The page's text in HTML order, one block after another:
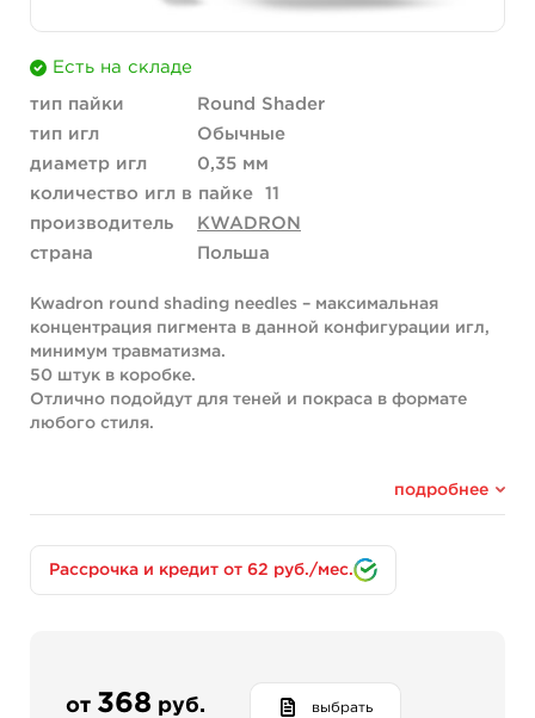
Есть на складе
тип пайки
Round Shader
тип игл
Обычные
диаметр игл
0,35 мм
количество игл в пайке
11
производитель
KWADRON
страна
Польша
Kwadron round shading needles – максимальная
концентрация пигмента в данной конфигурации игл,
минимум травматизма.
50 штук в коробке.
Отлично подойдут для теней и покраса в формате
любого стиля.
подробнее
Рассрочка и кредит от 62 руб./мес.
от 368 руб. выбрать